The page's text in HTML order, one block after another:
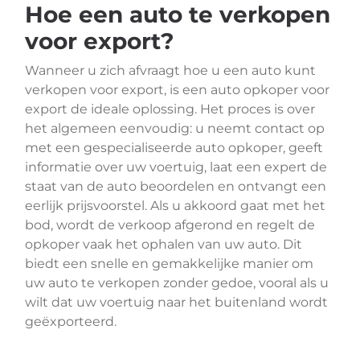
Hoe een auto te verkopen
voor export?
Wanneer u zich afvraagt hoe u een auto kunt
verkopen voor export, is een auto opkoper voor
export de ideale oplossing. Het proces is over
het algemeen eenvoudig: u neemt contact op
met een gespecialiseerde auto opkoper, geeft
informatie over uw voertuig, laat een expert de
staat van de auto beoordelen en ontvangt een
eerlijk prijsvoorstel. Als u akkoord gaat met het
bod, wordt de verkoop afgerond en regelt de
opkoper vaak het ophalen van uw auto. Dit
biedt een snelle en gemakkelijke manier om
uw auto te verkopen zonder gedoe, vooral als u
wilt dat uw voertuig naar het buitenland wordt
geëxporteerd.